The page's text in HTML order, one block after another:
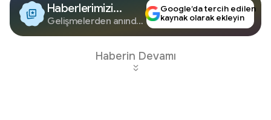
Haberlerimizi
Google'da Takip
Edin
Gelişmelerden anında
Google’da tercih edilen
kaynak olarak ekleyin
Haberin Devamı